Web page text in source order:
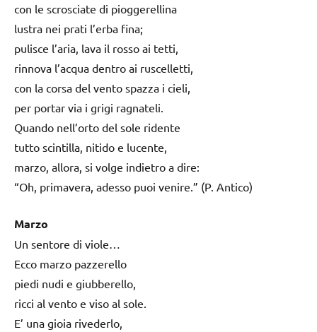
con le scrosciate di pioggerellina
lustra nei prati l’erba fina;
pulisce l’aria, lava il rosso ai tetti,
rinnova l’acqua dentro ai ruscelletti,
con la corsa del vento spazza i cieli,
per portar via i grigi ragnateli.
Quando nell’orto del sole ridente
tutto scintilla, nitido e lucente,
marzo, allora, si volge indietro a dire:
“Oh, primavera, adesso puoi venire.” (P. Antico)
Marzo
Un sentore di viole…
Ecco marzo pazzerello
piedi nudi e giubberello,
ricci al vento e viso al sole.
E’ una gioia rivederlo,